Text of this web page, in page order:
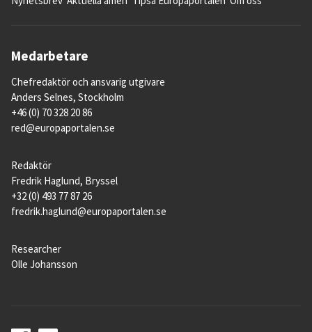
Medarbetare
Chefredaktör och ansvarig utgivare
Anders Selnes, Stockholm
+46 (0) 70 328 20 86
red@europaportalen.se
Redaktör
Fredrik Haglund, Bryssel
+32 (0) 493 77 87 26
fredrik.haglund@europaportalen.se
Researcher
Olle Johansson